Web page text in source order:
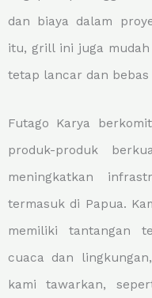
dan biaya dalam
itu, grill ini juga
tetap lancar dan bebas
Futago Karya
produk-produk
meningkatkan
termasuk di Papua.
memiliki tantangan
cuaca dan
kami tawarkan,